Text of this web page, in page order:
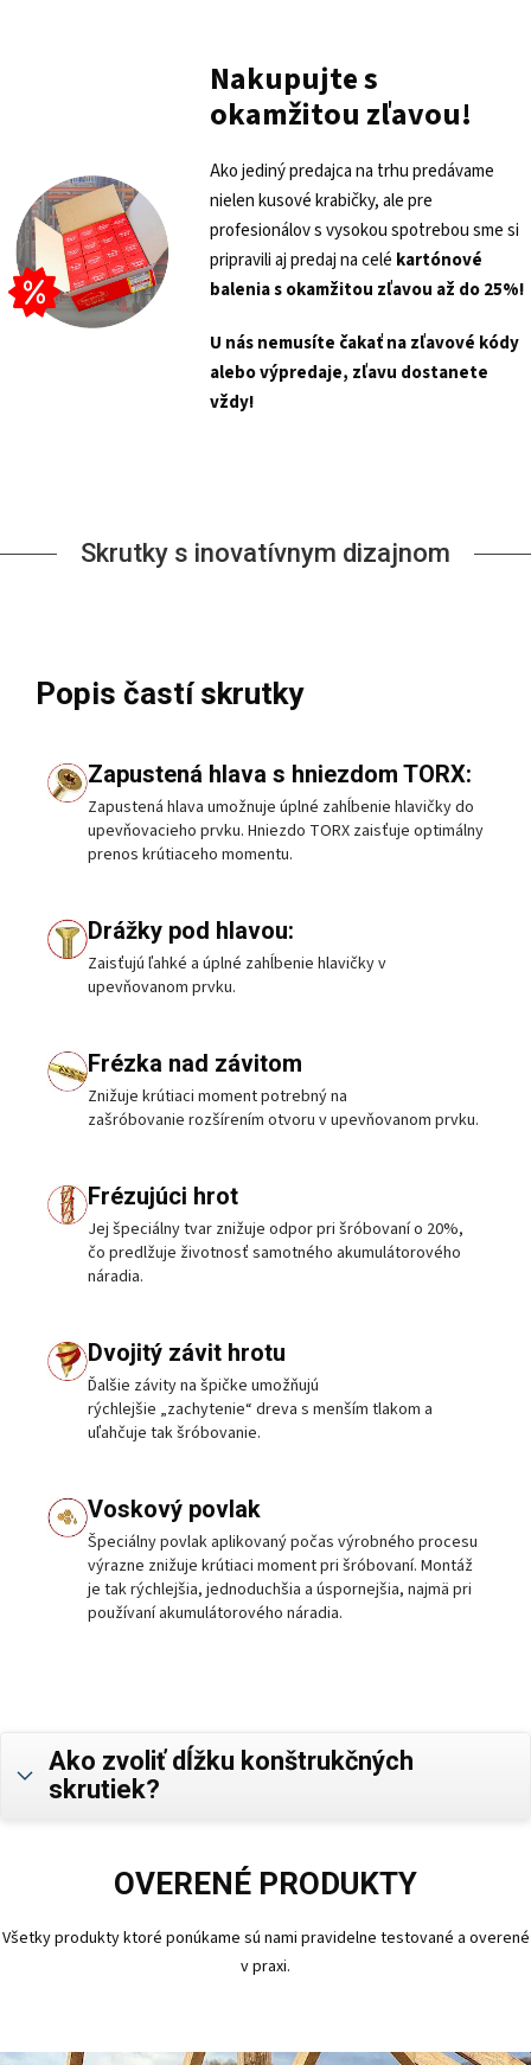
Nakupujte s
okamžitou zľavou!
Ako jediný predajca na trhu predávame
nielen kusové krabičky, ale pre
profesionálov s vysokou spotrebou sme si
pripravili aj predaj na celé kartónové
balenia sokamžitou zľavou až do 25%!
U nás nemusíte čakať na zľavové kódy
alebo výpredaje, zľavu dostanete
vždy!
Skrutky s inovatívnym dizajnom
Popis častí skrutky
Zapustená hlava s hniezdom TORX:
Zapustená hlava umožnuje úplné zahĺbenie hlavičky do
upevňovacieho prvku. Hniezdo TORX zaisťuje optimálny
prenos krútiaceho momentu.
Drážky pod hlavou:
Zaisťujú ľahké a úplné zahĺbenie hlavičky v
upevňovanom prvku.
Frézka nad závitom
Znižuje krútiaci moment potrebný na
zašróbovanie rozšírením otvoru v upevňovanom prvku.
Frézujúci hrot
Jej špeciálny tvar znižuje odpor pri šróbovaní o 20%,
čo predlžuje životnosť samotného akumulátorového
náradia.
Dvojitý závit hrotu
Ďalšie závity na špičke umožňujú
rýchlejšie „zachytenie“ dreva s menším tlakom a
uľahčuje tak šróbovanie.
Voskový povlak
Špeciálny povlak aplikovaný počas výrobného procesu
výrazne znižuje krútiaci moment pri šróbovaní. Montáž
je tak rýchlejšia, jednoduchšia a úspornejšia, najmä pri
používaní akumulátorového náradia.
Ako zvoliť dĺžku konštrukčných
skrutiek?
OVERENÉ PRODUKTY
Všetky produkty ktoré ponúkame sú nami pravidelne testované a overené
v praxi.